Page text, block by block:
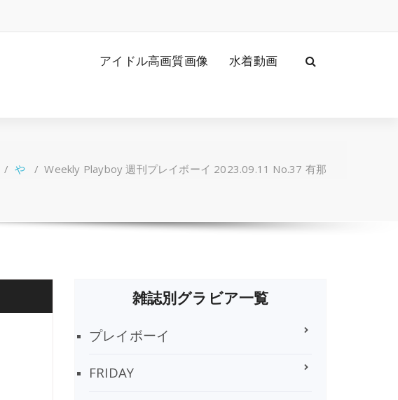
アイドル高画質画像 水着動画
/ や /Weekly Playboy 週刊プレイボーイ 2023.09.11 No.37 有那
雑誌別グラビア一覧
プレイボーイ
FRIDAY